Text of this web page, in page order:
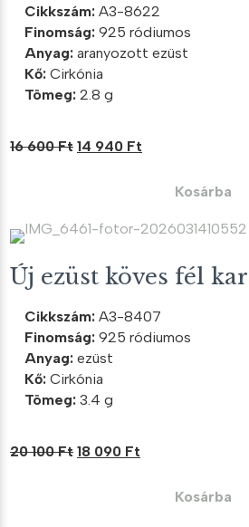
Cikkszám: A3-8622
Finomság: 925 ródiumos
Anyag: aranyozott ezüst
Kő: Cirkónia
Tömeg: 2.8 g
16 600Ft Original
600 Ft.
14 940 Ft
940 Ft.
Kosárba
Új ezüst köves fél
Cikkszám: A3-8407
Finomság: 925 ródiumos
Anyag: ezüst
Kő: Cirkónia
Tömeg: 3.4 g
20 100Ft Original
18 090 Ft
Kosárba